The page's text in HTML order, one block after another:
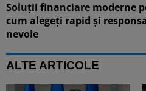
Soluții financiare moderne
cum alegeți rapid și
nevoie
ALTE ARTICOLE